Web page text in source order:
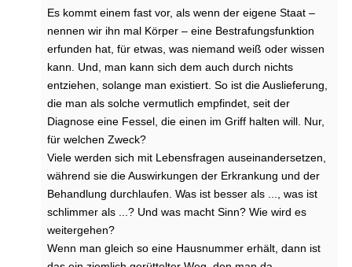
Es kommt einem fast vor, als wenn der eigene Staat –
nennen wir ihn mal Körper – eine Bestrafungsfunktion
erfunden hat, für etwas, was niemand weiß oder wissen
kann. Und, man kann sich dem auch durch nichts
entziehen, solange man existiert. So ist die Auslieferung,
die man als solche vermutlich empfindet, seit der
Diagnose eine Fessel, die einen im Griff halten will. Nur,
für welchen Zweck?
Viele werden sich mit Lebensfragen auseinandersetzen,
während sie die Auswirkungen der Erkrankung und der
Behandlung durchlaufen. Was ist besser als ..., was ist
schlimmer als ...? Und was macht Sinn? Wie wird es
weitergehen?
Wenn man gleich so eine Hausnummer erhält, dann ist
e
n
g
e
i
g
n
e
t
?
W
i
e
i
s